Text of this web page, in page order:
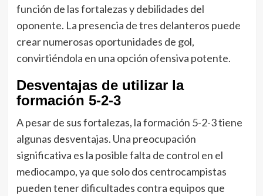
función de las fortalezas y debilidades del
oponente. La presencia de tres delanteros puede
crear numerosas oportunidades de gol,
convirtiéndola en una opción ofensiva potente.
Desventajas de utilizar la
formación 5-2-3
A pesar de sus fortalezas, la formación 5-2-3 tiene
algunas desventajas. Una preocupación
significativa es la posible falta de control en el
mediocampo, ya que solo dos centrocampistas
pueden tener dificultades contra equipos que